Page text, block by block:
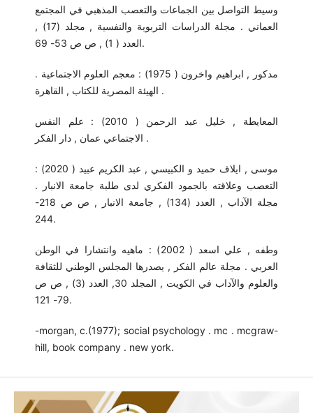
وسيط التواصل بين الجماعات والتعصب المذهبي في المجتمع
العماني . مجلة الدراسات التربوية والنفسية , مجلد (17) ,
العدد ( 1) , ص ص 53- 69.
مدكور , ابراهيم واخرون ( 1975) : معجم العلوم الاجتماعية .
الهيئة المصرية للكتاب , القاهرة .
المعايطة , خليل عبد الرحمن ( 2010) : علم النفس
الاجتماعي عمان , دار الفكر .
موسى , ايلاف حميد و الكبيسي , عبد الكريم عبيد ( 2020) :
التعصب وعلاقته بالجمود الفكري لدى طلبة جامعة الانبار .
مجلة الآداب , العدد (134) , جامعة الانبار , ص ص 218-
244.
وطفه , علي اسعد ( 2002) : ماهيه وانتشارا في الوطن
العربي . مجلة عالم الفكر , يصدرها المجلس الوطني للثقافة
والعلوم والآداب في الكويت , المجلد 30, العدد (3) , ص ص
79- 121.
-morgan, c.(1977); social psychology . mc . mcgraw-
hill, book company . new york.